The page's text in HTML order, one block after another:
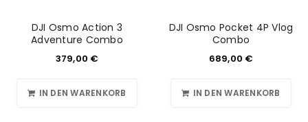
DJI Osmo Action 3
Adventure Combo
379,00 €
IN DEN WARENKORB
DJI Osmo Pocket 4P Vlog
Combo
689,00 €
IN DEN WARENKORB